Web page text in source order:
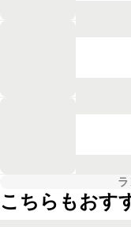
こちらもおす